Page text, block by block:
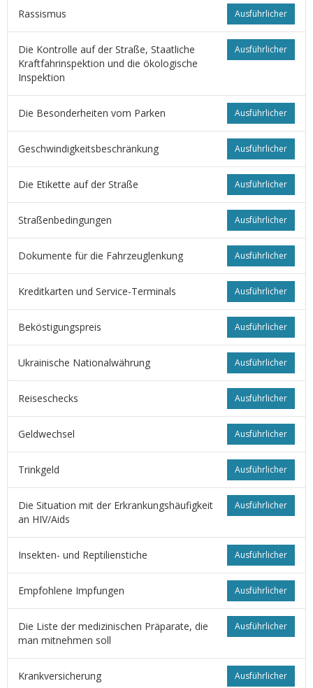
Ausführlicher
Rassismus
Ausführlicher
Die Kontrolle auf der Straße, Staatliche
Kraftfahrinspektion und die ökologische
Inspektion
Ausführlicher
Die Besonderheiten vom Parken
Ausführlicher
Geschwindigkeitsbeschränkung
Ausführlicher
Die Etikette auf der Straße
Ausführlicher
Straßenbedingungen
Ausführlicher
Dokumente für die Fahrzeuglenkung
Ausführlicher
Kreditkarten und Service-Terminals
Ausführlicher
Beköstigungspreis
Ausführlicher
Ukrainische Nationalwährung
Ausführlicher
Reiseschecks
Ausführlicher
Geldwechsel
Ausführlicher
Trinkgeld
Ausführlicher
Die Situation mit der Erkrankungshäufigkeit
an HIV/Aids
Ausführlicher
Insekten- und Reptilienstiche
Ausführlicher
Empfohlene Impfungen
Ausführlicher
Die Liste der medizinischen Präparate, die
man mitnehmen soll
Ausführlicher
Krankversicherung